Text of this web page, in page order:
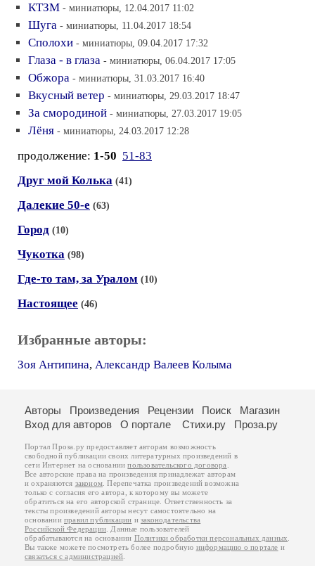
КТЗМ - миниатюры, 12.04.2017 11:02
Шуга - миниатюры, 11.04.2017 18:54
Сполохи - миниатюры, 09.04.2017 17:32
Глаза - в глаза - миниатюры, 06.04.2017 17:05
Обжора - миниатюры, 31.03.2017 16:40
Вкусный ветер - миниатюры, 29.03.2017 18:47
За смородиной - миниатюры, 27.03.2017 19:05
Лёня - миниатюры, 24.03.2017 12:28
продолжение: 1-50 51-83
Друг мой Колька (41)
Далекие 50-е (63)
Город (10)
Чукотка (98)
Где-то там, за Уралом (10)
Настоящее (46)
Избранные авторы:
Зоя Антипина, Александр Валеев Колыма
Авторы Произведения Рецензии Поиск
Магазин
Вход для авторов
О портале Стихи.ру Проза.ру
Портал Проза.ру предоставляет авторам возможность
свободной публикации своих литературных произведений в
сети Интернет на основаниипользовательского договора
Все авторские права на произведения принадлежат авторам
и охраняются законом . Перепечатка произведений возможна
только с согласия его автора, к которому вы можете
обратиться на его авторской странице. Ответственность за
тексты произведений авторы несут самостоятельно на
основанииправил публикации изаконодательства
Российской Федерации . Данные пользователей
обрабатываются на основании Политики обработки персональных данных
Вы также можете посмотреть более подробную информацию о портале и
связаться с администрацией